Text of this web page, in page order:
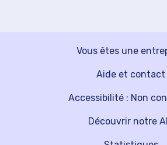
Vous êtes une
Découvrir notre
Aide et contact
Accessibilité : Non